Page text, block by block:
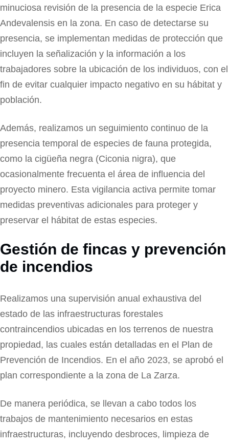
minuciosa revisión de la presencia de la especie Erica
Andevalensis en la zona. En caso de detectarse su
presencia, se implementan medidas de protección que
incluyen la señalización y la información a los
trabajadores sobre la ubicación de los individuos, con el
fin de evitar cualquier impacto negativo en su hábitat y
población.
Además, realizamos un seguimiento continuo de la
presencia temporal de especies de fauna protegida,
como la cigüeña negra (Ciconia nigra), que
ocasionalmente frecuenta el área de influencia del
proyecto minero. Esta vigilancia activa permite tomar
medidas preventivas adicionales para proteger y
preservar el hábitat de estas especies.
Gestión de fincas y prevención
de incendios
Realizamos una supervisión anual exhaustiva del
estado de las infraestructuras forestales
contraincendios ubicadas en los terrenos de nuestra
propiedad, las cuales están detalladas en el Plan de
Prevención de Incendios. En el año 2023, se aprobó el
plan correspondiente a la zona de La Zarza.
De manera periódica, se llevan a cabo todos los
trabajos de mantenimiento necesarios en estas
infraestructuras, incluyendo desbroces, limpieza de